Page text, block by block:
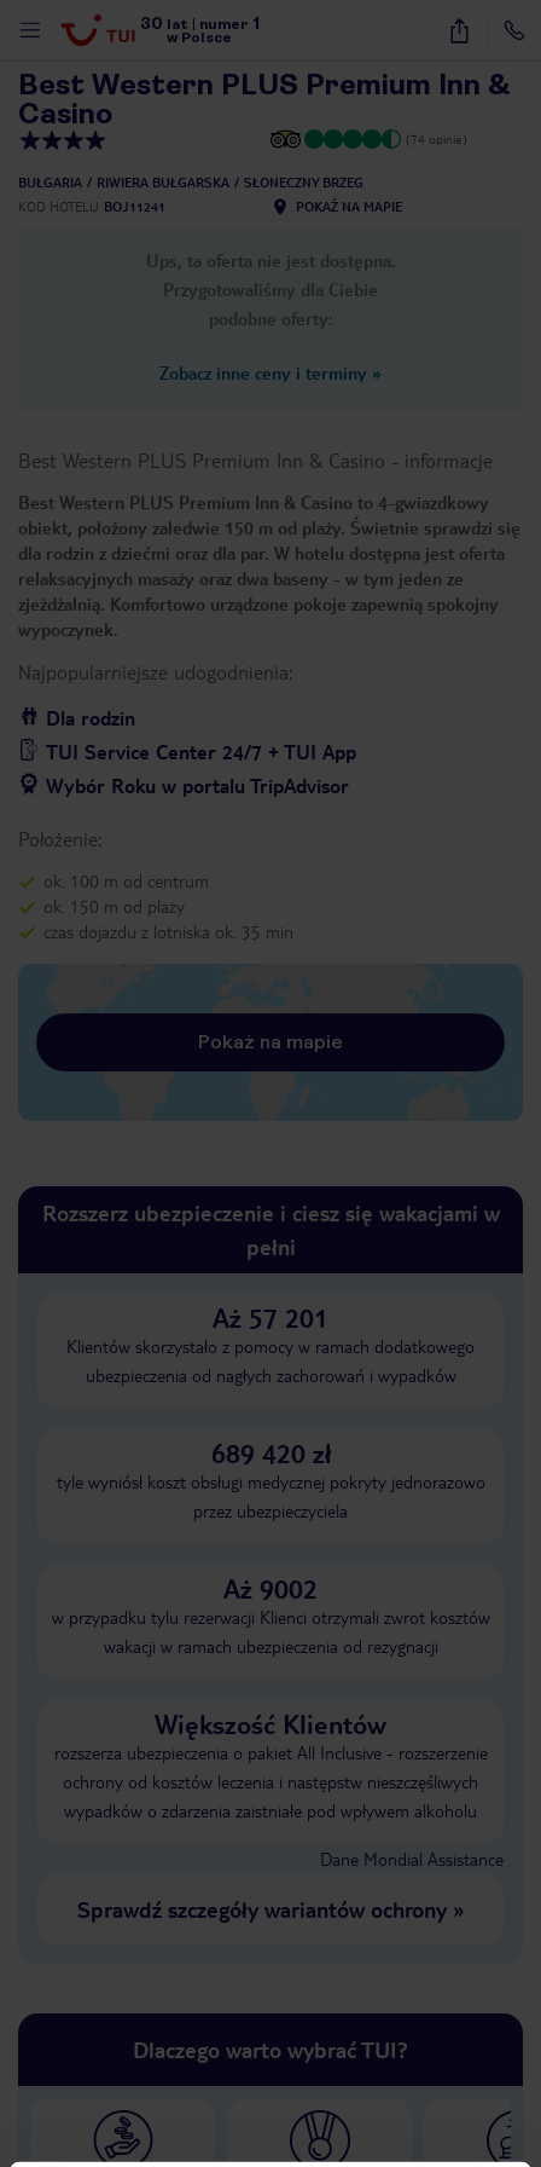
30 lat numer 1
w Polsce
42
Best Western PLUS Premium Inn &
Casino
(74 opinie)
BUŁGARIA RIWIERA BUŁGARSKA
SŁONECZNY BRZEG
KOD HOTELU BOJ11241 POKAŻ NA MAPIE
Ups, ta oferta nie jest dostępna.
Przygotowaliśmy dla Ciebie
podobne oferty:
Zobacz inne ceny i terminy »
Best Western PLUS Premium Inn & Casino - informacje
Best Western PLUS Premium Inn & Casino to 4-gwiazdkowy
obiekt, położony zaledwie 150 m od plaży. Świetnie sprawdzi się
dla rodzin z dziećmi oraz dla par. W hotelu dostępna jest oferta
relaksacyjnych masaży oraz dwa baseny - w tym jeden ze
zjeżdżalnią. Komfortowo urządzone pokoje zapewnią spokojny
wypoczynek.
Najpopularniejsze udogodnienia:
Dla rodzin
TUI Service Center 24/7 + TUI App
Wybór Roku w portalu TripAdvisor
Położenie:
ok. 100 m od centrum
ok. 150 m od plaży
czas dojazdu z lotniska ok. 35 min
Pokaż na mapie
Rozszerz ubezpieczenie i ciesz się wakacjami w
pełni
Aż 57 201
Klientów skorzystało z pomocy w ramach dodatkowego
ubezpieczenia od nagłych zachorowań i wypadków
689 420 zł
tyle wyniósł koszt obsługi medycznej pokryty jednorazowo
przez ubezpieczyciela
Aż 9002
w przypadku tylu rezerwacji Klienci otrzymali zwrot kosztów
wakacji w ramach ubezpieczenia od rezygnacji
Większość Klientów
rozszerza ubezpieczenia o pakiet All Inclusive - rozszerzenie
ochrony od kosztów leczenia i następstw nieszczęśliwych
wypadków o zdarzenia zaistniałe pod wpływem alkoholu
Dane Mondial Assistance
Sprawdź szczegóły wariantów ochrony»
Dlaczego warto wybrać TUI?